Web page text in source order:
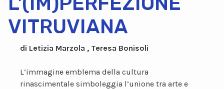
VITRUVIANA
di Letizia Marzola , Teresa Bonisoli
L’immagine emblema della cultura
rinascimentale simboleggia l’unione tra arte e